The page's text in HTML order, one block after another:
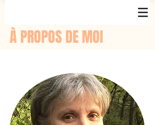
À PROPOS DE MOI